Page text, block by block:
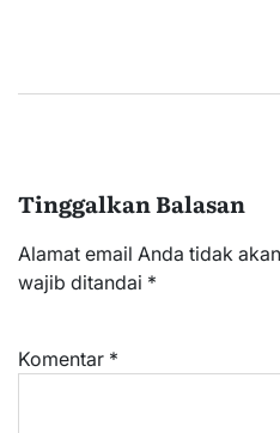
Tinggalkan Balasan
Alamat email Anda tidak
wajib ditandai *
Komentar *